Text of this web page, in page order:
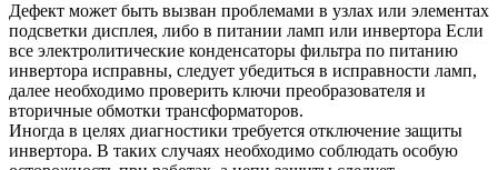
Дефект может быть вызван проблемами в узлах или элементах
подсветки дисплея, либо в питании ламп или инвертора Если
все электролитические конденсаторы фильтра по питанию
инвертора исправны, следует убедиться в исправности ламп,
далее необходимо проверить ключи преобразователя и
вторичные обмотки трансформаторов.
Иногда в целях диагностики требуется отключение защиты
инвертора. В таких случаях необходимо соблюдать особую